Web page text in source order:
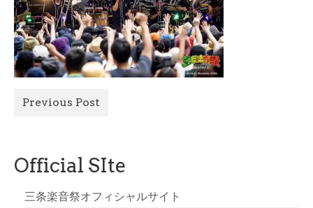
Official Site
Previous Post
Official SIte
三条楽音祭オフィシャルサイト